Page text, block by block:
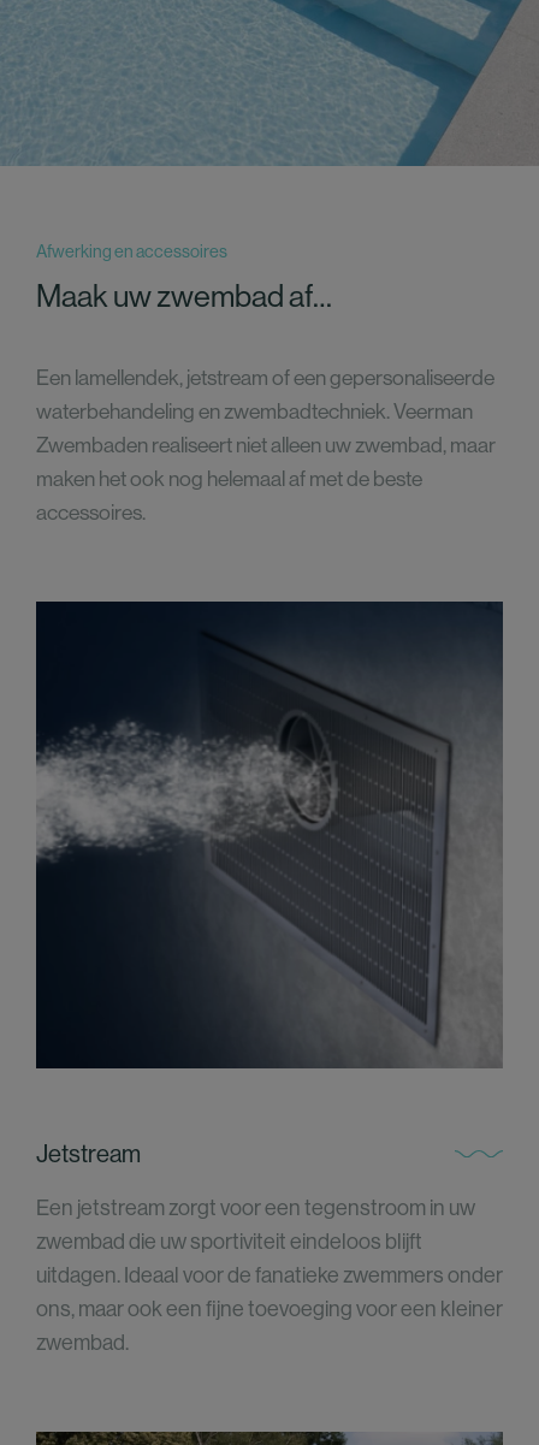
Afwerking en accessoires
Maak uw zwembad af…
Een lamellendek, jetstream of een gepersonaliseerde
waterbehandeling en zwembadtechniek. Veerman
Zwembaden realiseert niet alleen uw zwembad, maar
maken het ook nog helemaal af met de beste
accessoires.
Jetstream
Een jetstream zorgt voor een tegenstroom in uw
zwembad die uw sportiviteit eindeloos blijft
uitdagen. Ideaal voor de fanatieke zwemmers onder
ons, maar ook een fijne toevoeging voor een kleiner
zwembad.